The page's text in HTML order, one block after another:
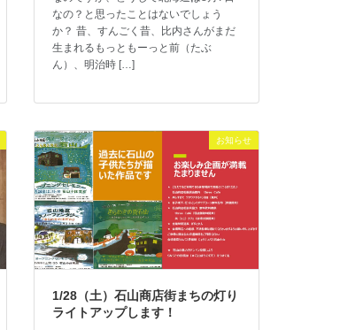
なの？と思ったことはないでしょう
か？ 昔、すんごく昔、比内さんがまだ
生まれるもっともーっと前（たぶ
ん）、明治時 […]
お知らせ
1/28（土）石山商店街まちの灯り
ライトアップします！